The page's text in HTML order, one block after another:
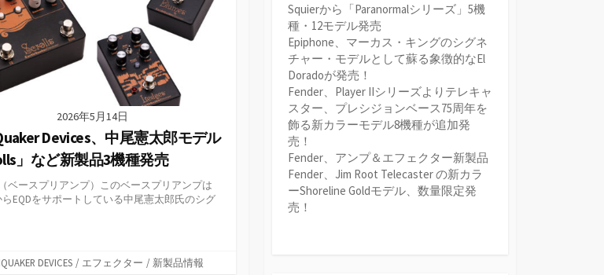
2026年5月14日
Devices、中尾憲太郎モデル
」など新製品3機種発売
（ベースプリアンプ）このベースプリアンプは
らEQDをサポートしている中尾憲太郎氏のシグ
DEVICES / エフェクター / 新製品情報
Squierから「Paranormalシリーズ」5機
種・12モデル発売
Epiphone、マーカス・キングのシグネ
チャー・モデルとして蘇る象徴的なEl
Doradoが発売！
Fender、Player IIシリーズよりテレキャ
スター、プレシジョンベース75周年を
飾る新カラーモデル8機種が追加発
売！
Fender、アンプ＆エフェクター新製品
Fender、Jim Root Telecaster の新カラ
ーShoreline Goldモデル、数量限定発
売！